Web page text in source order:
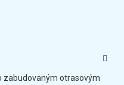
zabudovaným otrasovým